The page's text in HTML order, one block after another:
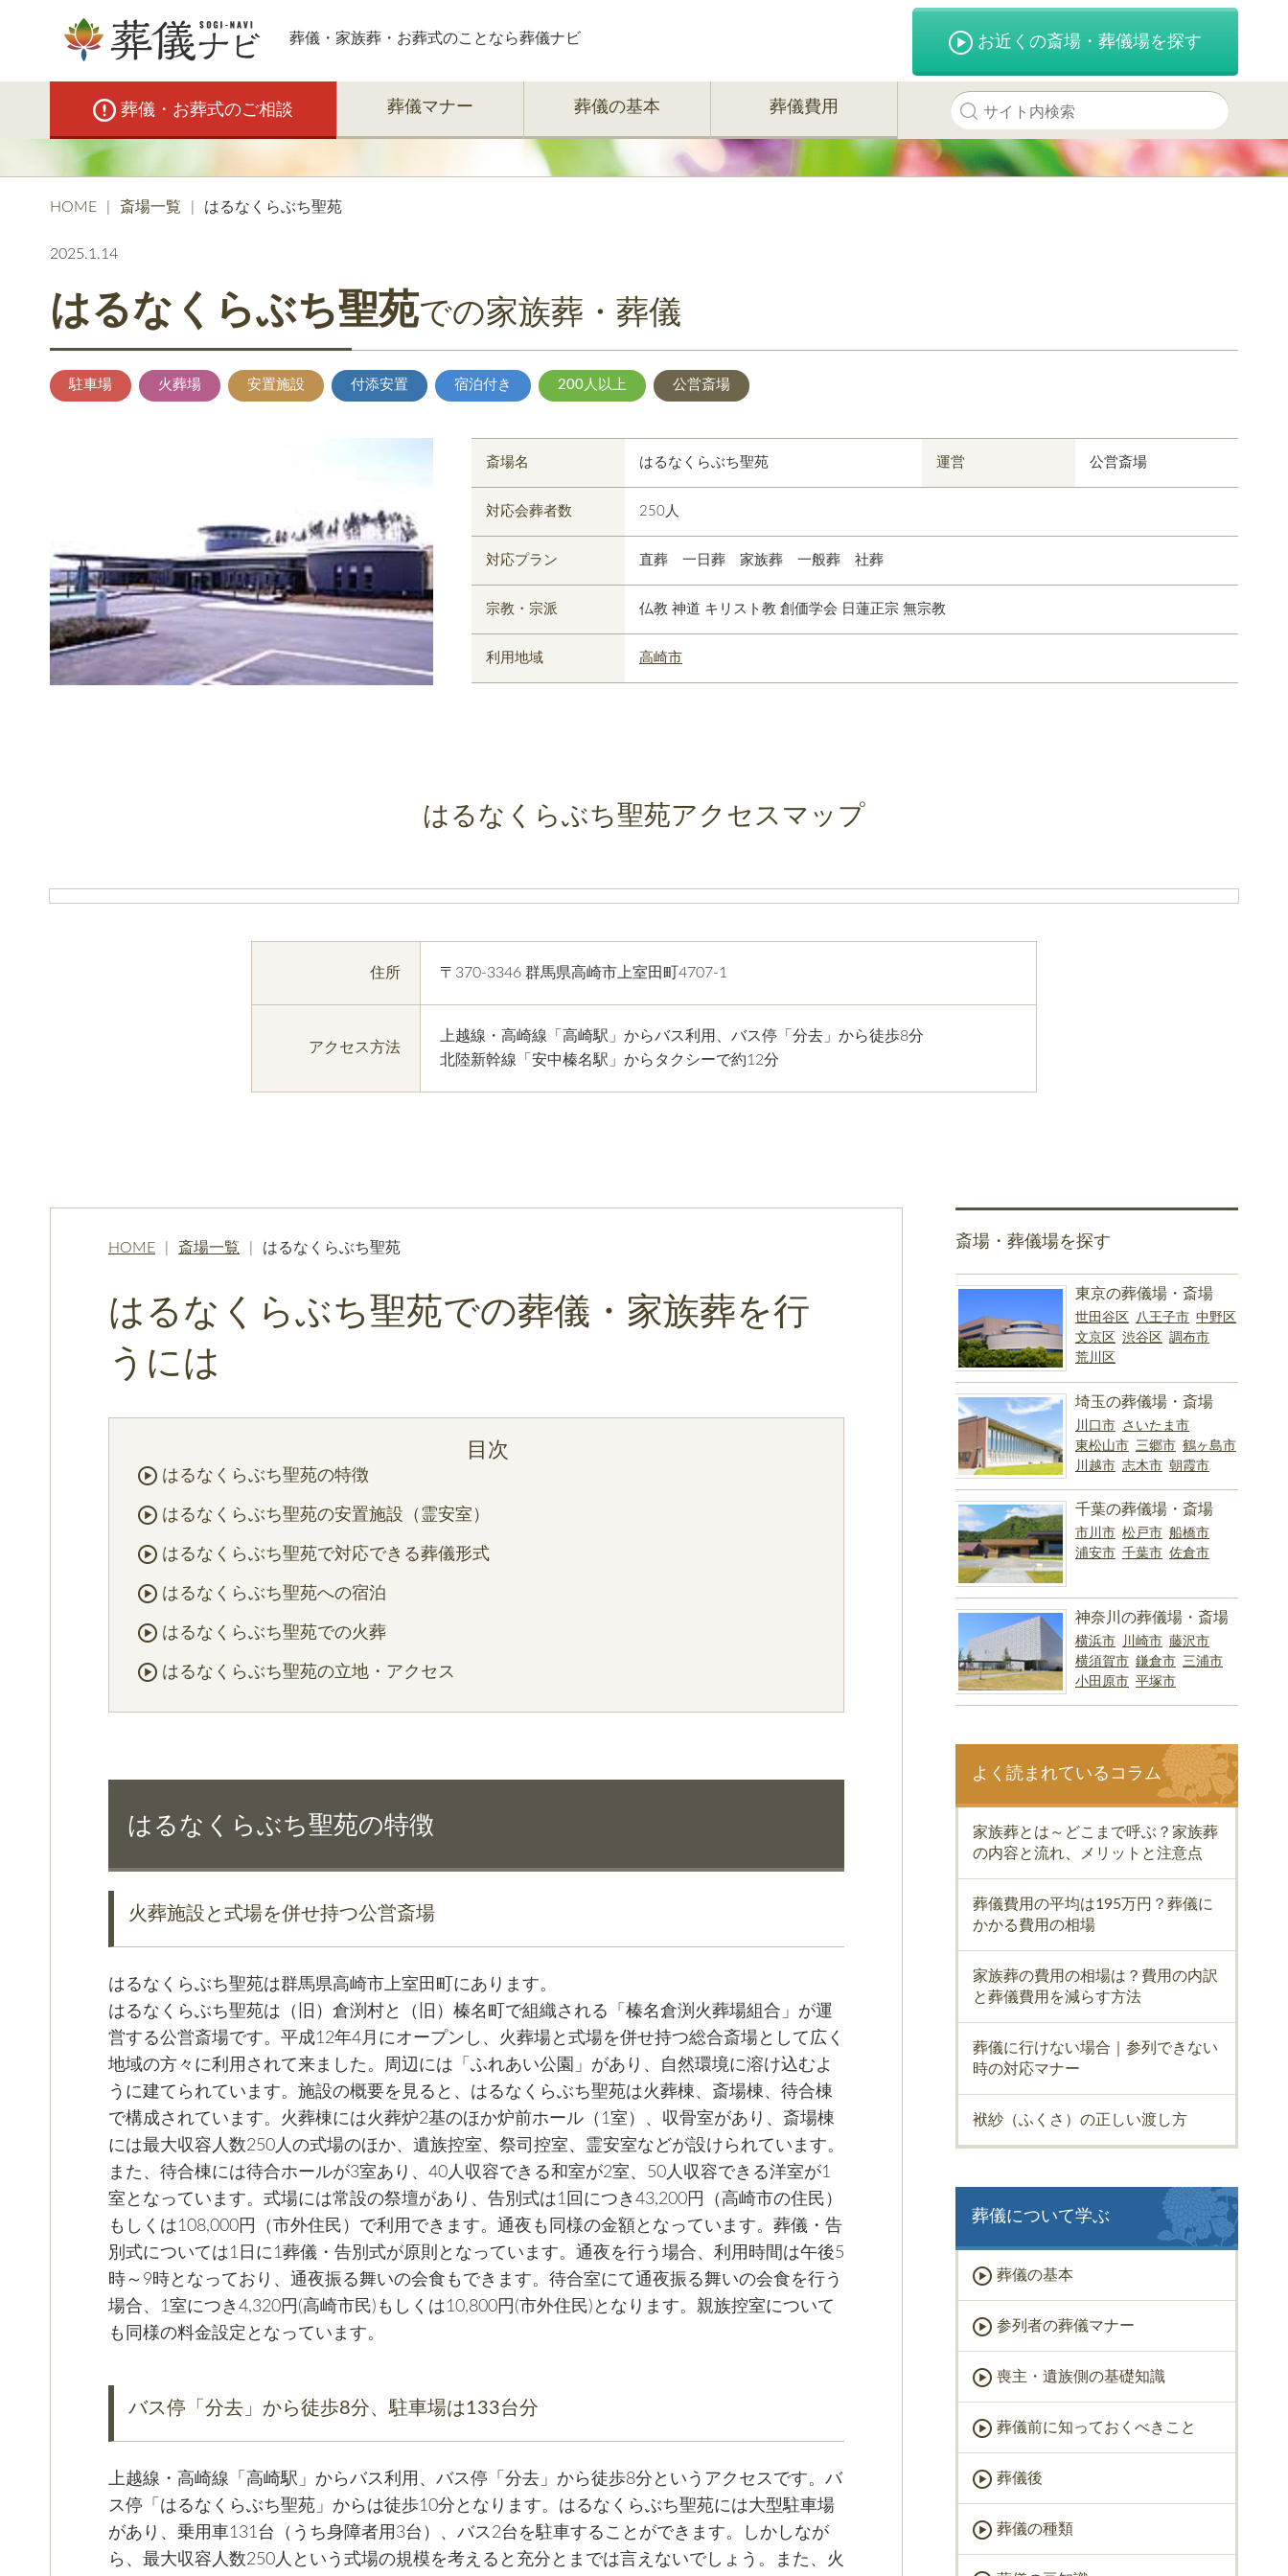
葬儀・家族葬・お葬式のことなら葬儀ナビ お近くの斎場・葬儀場を探す
葬儀・お葬式のご相談 葬儀マナー 葬儀の基本 葬儀費用
HOME 斎場一覧 はるなくらぶち聖苑
2025.1.14
はるなくらぶち聖苑での家族葬・葬儀
駐車場 火葬場 安置施設 付添安置 宿泊付き 200人以上 公営斎場
斎場名 はるなくらぶち聖苑 運営 公営斎場
対応会葬者数 250人
対応プラン 直葬 一日葬 家族葬 一般葬 社葬
宗教・宗派 仏教 神道 キリスト教 創価学会 日蓮正宗 無宗教
利用地域 高崎市
はるなくらぶち聖苑アクセスマップ
住所 〒370-3346 群馬県高崎市上室田町4707-1
アクセス方法
上越線・高崎線「高崎駅」からバス利用、バス停「分去」から徒歩8分
北陸新幹線「安中榛名駅」からタクシーで約12分
HOME 斎場一覧 はるなくらぶち聖苑
はるなくらぶち聖苑での葬儀・家族葬を行
うには
はるなくらぶち聖苑の特徴
はるなくらぶち聖苑の安置施設（霊安室）
はるなくらぶち聖苑で対応できる葬儀形式
はるなくらぶち聖苑への宿泊
はるなくらぶち聖苑での火葬
はるなくらぶち聖苑の立地・アクセス
はるなくらぶち聖苑の特徴
火葬施設と式場を併せ持つ公営斎場
はるなくらぶち聖苑は群馬県高崎市上室田町にあります。
はるなくらぶち聖苑は（旧）倉渕村と（旧）榛名町で組織される「榛名倉渕火葬場組合」が運
営する公営斎場です。平成12年4月にオープンし、火葬場と式場を併せ持つ総合斎場として広く
地域の方々に利用されて来ました。周辺には「ふれあい公園」があり、自然環境に溶け込むよ
うに建てられています。施設の概要を見ると、はるなくらぶち聖苑は火葬棟、斎場棟、待合棟
で構成されています。火葬棟には火葬炉2基のほか炉前ホール（1室）、収骨室があり、斎場棟
には最大収容人数250人の式場のほか、遺族控室、祭司控室、霊安室などが設けられています。
また、待合棟には待合ホールが3室あり、40人収容できる和室が2室、50人収容できる洋室が1
室となっています。式場には常設の祭壇があり、告別式は1回につき43,200円（高崎市の住民）
もしくは108,000円（市外住民）で利用できます。通夜も同様の金額となっています。葬儀・告
別式については1日に1葬儀・告別式が原則となっています。通夜を行う場合、利用時間は午後5
時～9時となっており、通夜振る舞いの会食もできます。待合室にて通夜振る舞いの会食を行う
場合、1室につき4,320円(高崎市民)もしくは10,800円(市外住民)となります。親族控室について
も同様の料金設定となっています。
バス停「分去」から徒歩8分、駐車場は133台分
上越線・高崎線「高崎駅」からバス利用、バス停「分去」から徒歩8分というアクセスです。バ
ス停「はるなくらぶち聖苑」からは徒歩10分となります。はるなくらぶち聖苑には大型駐車場
があり、乗用車131台（うち身障者用3台）、バス2台を駐車することができます。しかしなが
ら、最大収容人数250人という式場の規模を考えると充分とまでは言えないでしょう。また、火
斎場・葬儀場を探す
東京の葬儀場・斎場
世田谷区 八王子市 中野区
文京区
渋谷区
調布市
荒川区
埼玉の葬儀場・斎場
川口市 さいたま市
東松山市 三郷市 鶴ヶ島市
川越市 志木市 朝霞市
千葉の葬儀場・斎場
市川市 松戸市 船橋市
浦安市 千葉市 佐倉市
神奈川の葬儀場・斎場
横浜市 川崎市 藤沢市
横須賀市 鎌倉市 三浦市
小田原市 平塚市
よく読まれているコラム
家族葬とは～どこまで呼ぶ？家族葬
の内容と流れ、メリットと注意点
葬儀費用の平均は195万円？葬儀に
かかる費用の相場
家族葬の費用の相場は？費用の内訳
と葬儀費用を減らす方法
葬儀に行けない場合｜参列できない
時の対応マナー
袱紗（ふくさ）の正しい渡し方
葬儀について学ぶ
葬儀の基本
参列者の葬儀マナー
喪主・遺族側の基礎知識
葬儀前に知っておくべきこと
葬儀後
葬儀の種類